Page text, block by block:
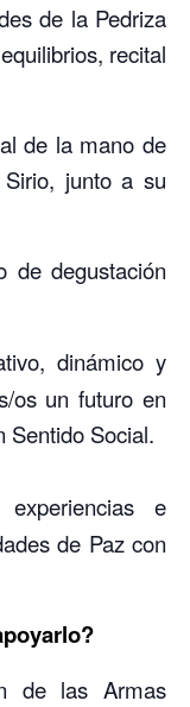
de la Pedriza
recital
de la mano de
junto a su
de degustación
dinámico y
os un futuro en
Sentido Social.
experiencias e
de Paz con
de las Armas